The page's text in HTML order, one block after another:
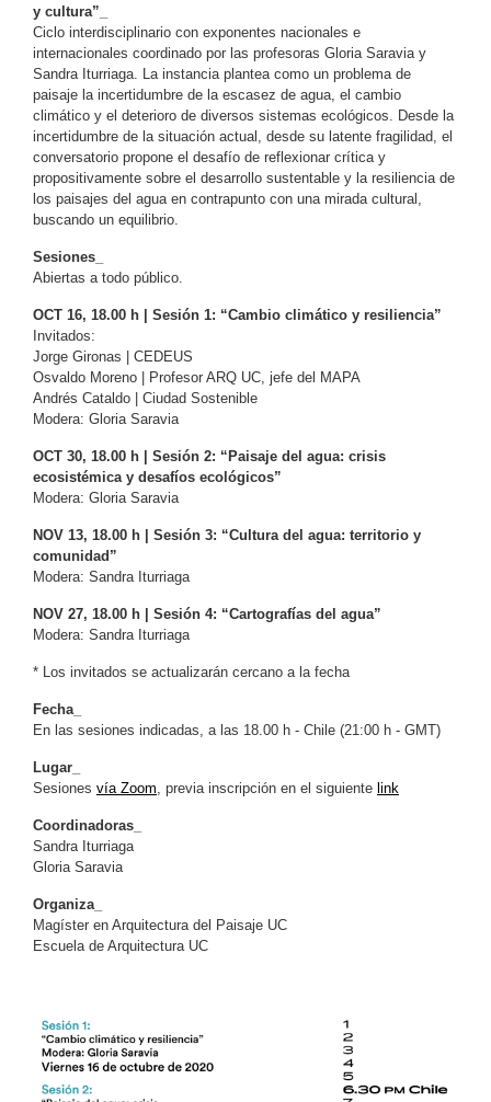
y cultura”_
Ciclo interdisciplinario con exponentes nacionales e
internacionales coordinado por las profesoras Gloria Saravia y
Sandra Iturriaga. La instancia plantea como un problema de
paisaje la incertidumbre de la escasez de agua, el cambio
climático y el deterioro de diversos sistemas ecológicos. Desde la
incertidumbre de la situación actual, desde su latente fragilidad, el
conversatorio propone el desafío de reflexionar crítica y
propositivamente sobre el desarrollo sustentable y la resiliencia de
los paisajes del agua en contrapunto con una mirada cultural,
buscando un equilibrio.
Sesiones_
Abiertas a todo público.
OCT 16, 18.00 h | Sesión 1: “Cambio climático y resiliencia”
Invitados:
Jorge Gironas | CEDEUS
Osvaldo Moreno | Profesor ARQ UC, jefe del MAPA
Andrés Cataldo | Ciudad Sostenible
Modera: Gloria Saravia
OCT 30, 18.00 h | Sesión 2: “Paisaje del agua: crisis
ecosistémica y desafíos ecológicos”
Modera: Gloria Saravia
NOV 13, 18.00 h | Sesión 3: “Cultura del agua: territorio y
comunidad”
Modera: Sandra Iturriaga
NOV 27, 18.00 h | Sesión 4: “Cartografías del agua”
Modera: Sandra Iturriaga
* Los invitados se actualizarán cercano a la fecha
Fecha_
En las sesiones indicadas, a las 18.00 h - Chile (21:00 h - GMT)
Lugar_
Sesiones vía Zoom , previa inscripción en el siguiente link
Coordinadoras_
Sandra Iturriaga
Gloria Saravia
Organiza_
Magíster en Arquitectura del Paisaje UC
Escuela de Arquitectura UC